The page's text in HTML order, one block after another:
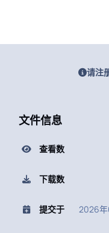
请注
文件信息
查看数
下载数
提交于 2026年